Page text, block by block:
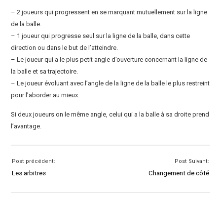
– 2 joueurs qui progressent en se marquant mutuellement sur la ligne
de la balle.
– 1 joueur qui progresse seul sur la ligne de la balle, dans cette
direction ou dans le but de l’atteindre.
– Le joueur qui a le plus petit angle d’ouverture concernant la ligne de
la balle et sa trajectoire.
– Le joueur évoluant avec l’angle de la ligne de la balle le plus restreint
pour l’aborder au mieux.
Si deux joueurs on le même angle, celui qui a la balle à sa droite prend
l’avantage.
Post précédent:
Les arbitres
Post Suivant:
Changement de côté